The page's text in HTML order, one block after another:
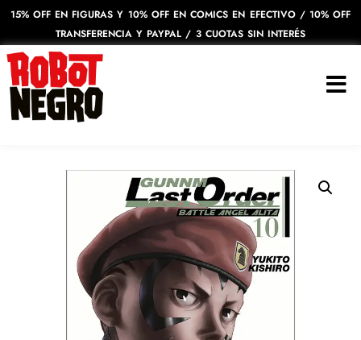
15% OFF EN FIGURAS Y 10% OFF EN COMICS EN EFECTIVO / 10% OFF
TRANSFERENCIA Y PAYPAL / 3 CUOTAS SIN INTERÉS